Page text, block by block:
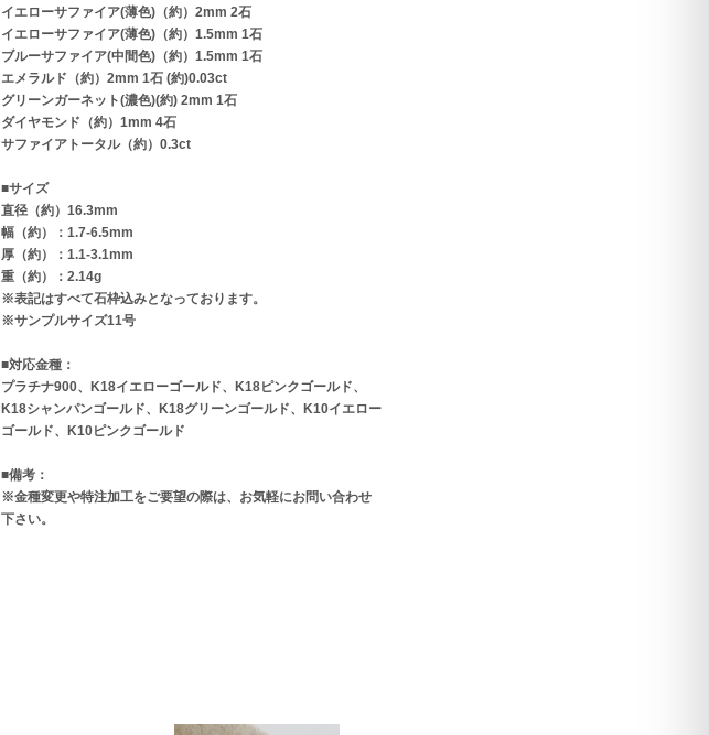
イエローサファイア(薄色)（約）2mm 2石
イエローサファイア(薄色)（約）1.5mm 1石
ブルーサファイア(中間色)（約）1.5mm 1石
エメラルド（約）2mm 1石 (約)0.03ct
グリーンガーネット(濃色)(約) 2mm 1石
ダイヤモンド（約）1mm 4石
サファイアトータル（約）0.3ct
■サイズ
直径（約）16.3mm
幅（約）：1.7-6.5mm
厚（約）：1.1-3.1mm
重（約）：2.14g
※表記はすべて石枠込みとなっております。
※サンプルサイズ11号
■対応金種：
プラチナ900、K18イエローゴールド、K18ピンクゴールド、
K18シャンパンゴールド、K18グリーンゴールド、K10イエロー
ゴールド、K10ピンクゴールド
■備考：
※金種変更や特注加工をご要望の際は、お気軽にお問い合わせ
下さい。